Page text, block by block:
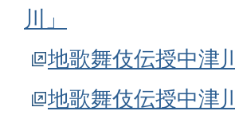
川」
地歌舞伎伝授中津
地歌舞伎伝授中津